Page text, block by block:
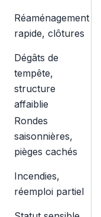
Réaménagement
rapide, clôtures
Dégâts de
tempête,
structure
affaiblie
Rondes
saisonnières,
pièges cachés
Incendies,
réemploi partiel